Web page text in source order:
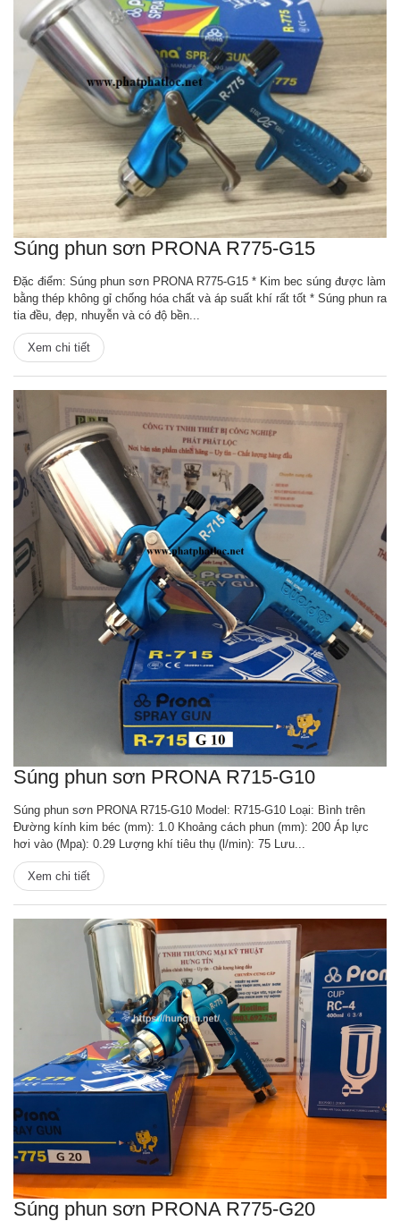
Súng phun sơn PRONA R775-G15
Đặc điểm: Súng phun sơn PRONA R775-G15 * Kim bec súng được làm
bằng thép không gỉ chống hóa chất và áp suất khí rất tốt * Súng phun ra
tia đều, đẹp, nhuyễn và có độ bền...
Xem chi tiết
Súng phun sơn PRONA R715-G10
Súng phun sơn PRONA R715-G10 Model: R715-G10 Loại: Bình trên
Đường kính kim béc (mm): 1.0 Khoảng cách phun (mm): 200 Áp lực
hơi vào (Mpa): 0.29 Lượng khí tiêu thụ (l/min): 75 Lưu...
Xem chi tiết
Súng phun sơn PRONA R775-G20